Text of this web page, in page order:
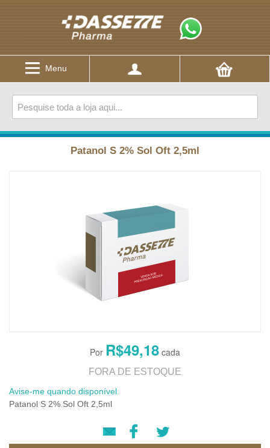
Menu
Patanol S 2% Sol Oft 2,5ml
R$49,18
FORA DE ESTOQUE
Avise-me quando disponível.
Patanol S 2% Sol Oft 2,5ml